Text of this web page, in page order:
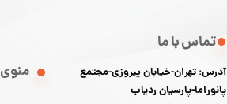
تماس با ما
آدرس: تهران-خیابان پیروزی-مجتمع
پانوراما-پارسیان ردیاب